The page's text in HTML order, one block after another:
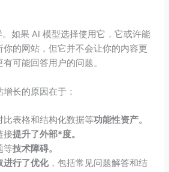
如果 AI 模型选择使用它，它或许能
的网站，但它并不会让你的内容更
可能回答用户的问题。
长的原因在于：
比表格和结构化数据等功能性资产。
接提升了外部*度。
等技术障碍。
进行了优化，包括常见问题解答和结